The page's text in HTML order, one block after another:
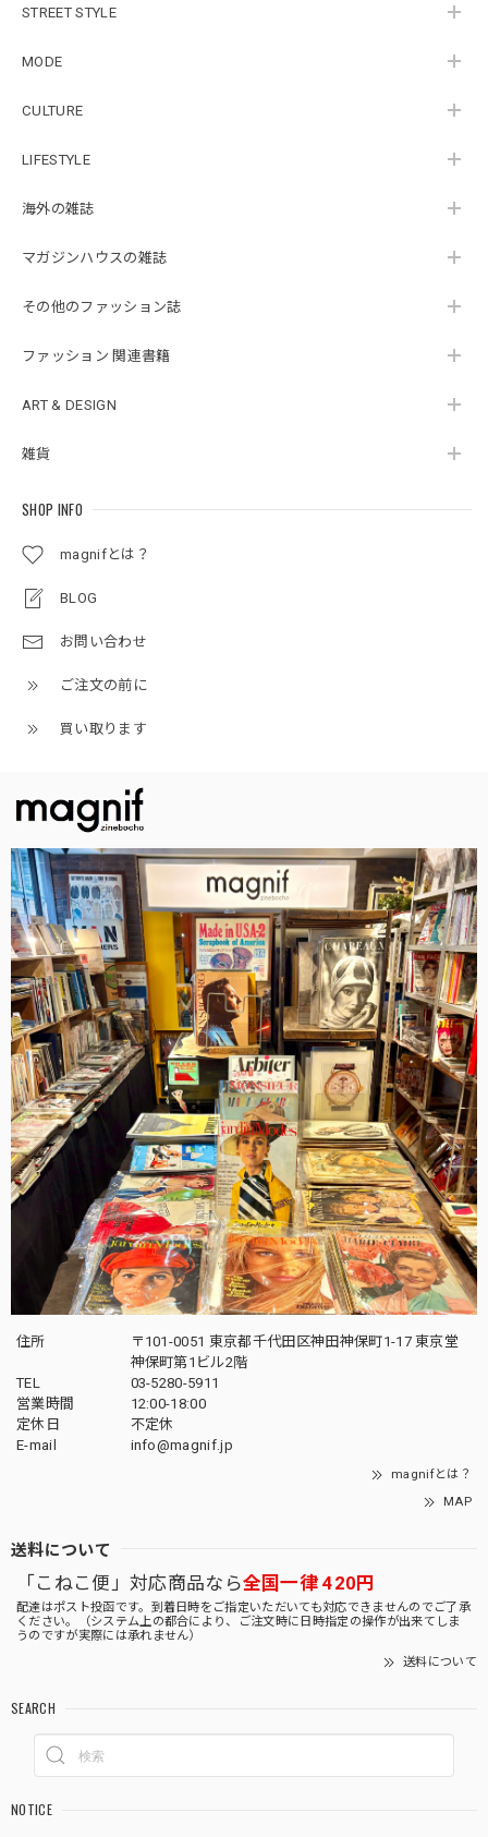
STREET STYLE
MODE
CULTURE
LIFESTYLE
海外の雑誌
マガジンハウスの雑誌
その他のファッション誌
ファッション 関連書籍
ART & DESIGN
雑貨
SHOP INFO
magnifとは？
BLOG
お問い合わせ
ご注文の前に
買い取ります
住所
〒101-0051 東京都千代田区神田神保町1-17 東京堂
神保町第1ビル2階
TEL
03-5280-5911
営業時間
12:00-18:00
定休日
不定休
E-mail
info@magnif.jp
magnifとは？
MAP
送料について
「こねこ便」対応商品なら全国一律 420円
配達はポスト投函です。到着日時をご指定いただいても対応できませんのでご了承
ください。（システム上の都合により、ご注文時に日時指定の操作が出来てしま
うのですが実際には承れません）
送料について
SEARCH
NOTICE